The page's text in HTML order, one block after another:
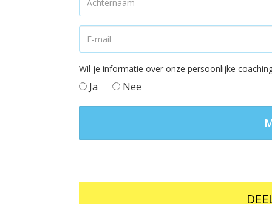
Wil je informatie over onze persoonlijke
Ja Nee